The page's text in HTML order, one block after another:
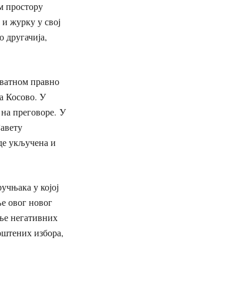
простору
журку у свој
правно
Косово. У
преговоре. У
укључена и
у којој
овог новог
негативних
избора,